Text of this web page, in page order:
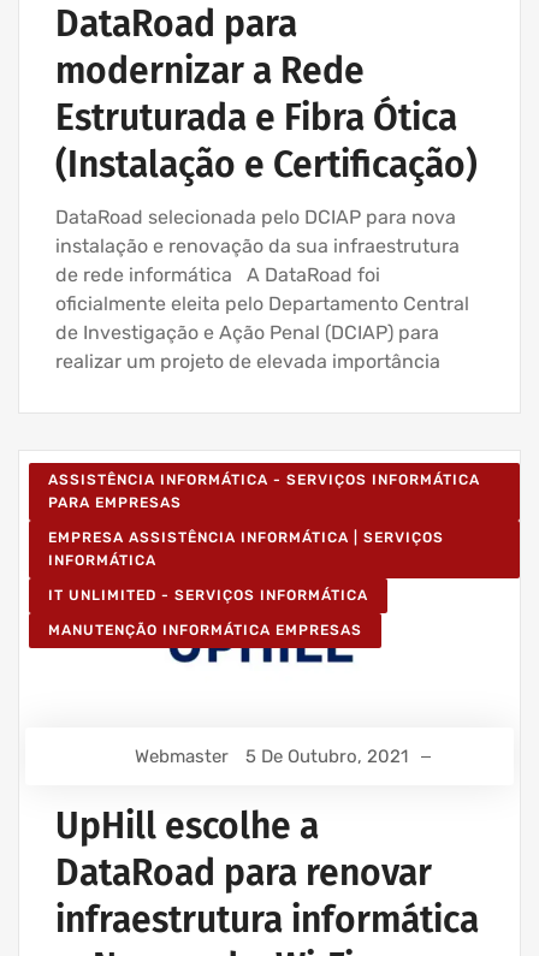
DataRoad para
modernizar a Rede
Estruturada e Fibra Ótica
(Instalação e Certificação)
DataRoad selecionada pelo DCIAP para nova
instalação e renovação da sua infraestrutura
de rede informática A DataRoad foi
oficialmente eleita pelo Departamento Central
de Investigação e Ação Penal (DCIAP) para
realizar um projeto de elevada importância
ASSISTÊNCIA INFORMÁTICA - SERVIÇOS INFORMÁTICA
PARA EMPRESAS
EMPRESA ASSISTÊNCIA INFORMÁTICA | SERVIÇOS
INFORMÁTICA
IT UNLIMITED - SERVIÇOS INFORMÁTICA
MANUTENÇÃO INFORMÁTICA EMPRESAS
Webmaster 5 De Outubro, 2021
UpHill escolhe a
DataRoad para renovar
infraestrutura informática